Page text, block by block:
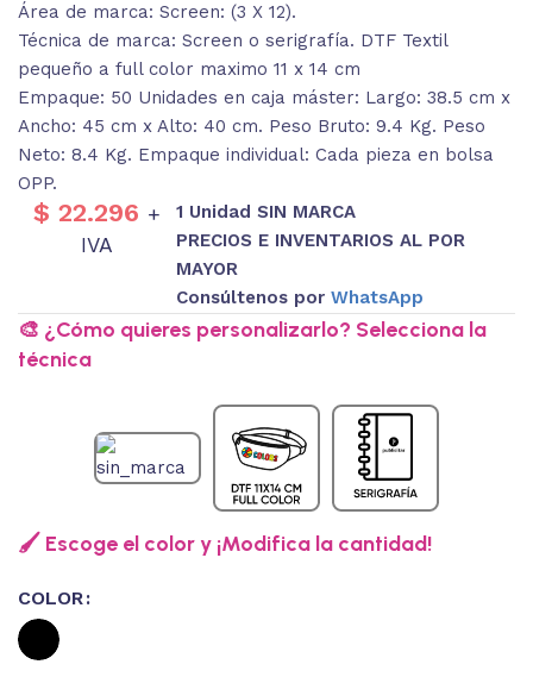
Área de marca: Screen: (3 X 12).
Técnica de marca: Screen o serigrafía. DTF Textil
pequeño a full color maximo 11 x 14 cm
Empaque: 50 Unidades en caja máster: Largo: 38.5 cm x
Ancho: 45 cm x Alto: 40 cm. Peso Bruto: 9.4 Kg. Peso
Neto: 8.4 Kg. Empaque individual: Cada pieza en bolsa
OPP.
$ 22.296 +
IVA
1 Unidad SIN MARCA
PRECIOS E INVENTARIOS AL POR
MAYOR
Consúltenos por WhatsApp
🎨 ¿Cómo quieres personalizarlo? Selecciona la
técnica
🖌️ Escoge el color y ¡Modifica la cantidad!
COLOR